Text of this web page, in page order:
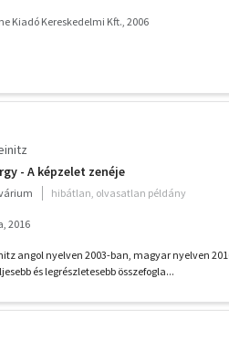
Kiadó Kereskedelmi Kft., 2006
- A képzelet zenéje
hibátlan, olvasatlan példány
2016
angol nyelven 2003-ban, magyar nyelven
és legrészletesebb összefogla...